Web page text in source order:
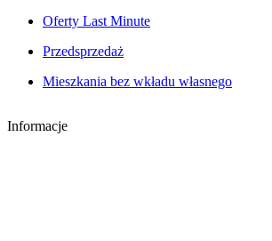
Oferty Last Minute
Przedsprzedaż
Mieszkania bez wkładu własnego
Informacje